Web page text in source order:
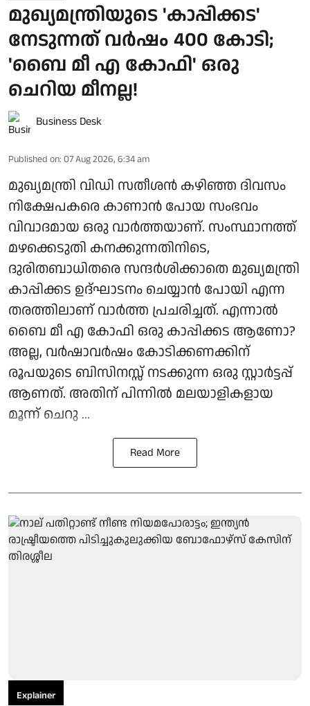
മുഖ്യമന്ത്രിയുടെ 'കാപ്പിക്കട'
നേടുന്നത് വർഷം 400 കോടി;
'ബൈ മീ എ കോഫി' ഒരു
ചെറിയ മീനല്ല!
Business Desk
Published on: 07 Aug 2026, 6:34 am
മുഖ്യമന്ത്രി വിഡി സതീശൻ കഴിഞ്ഞ ദിവസം
നിക്ഷേപകരെ കാണാൻ പോയ സംഭവം
വിവാദമായ ഒരു വാർത്തയാണ്. സംസ്ഥാനത്ത്
മഴക്കെടുതി കനക്കുന്നതിനിടെ,
ദുരിതബാധിതരെ സന്ദർശിക്കാതെ മുഖ്യമന്ത്രി
കാപ്പിക്കട ഉദ്ഘാടനം ചെയ്യാൻ പോയി എന്ന
തരത്തിലാണ് വാർത്ത പ്രചരിച്ചത്. എന്നാൽ
ബൈ മീ എ കോഫി ഒരു കാപ്പിക്കട ആണോ?
അല്ല, വർഷാവർഷം കോടിക്കണക്കിന്
രൂപയുടെ ബിസിനസ്സ് നടക്കുന്ന ഒരു സ്റ്റാർട്ടപ്പ്
ആണത്. അതിന് പിന്നിൽ മലയാളികളായ
മൂന്ന് ചെറു ...
Read More
Explainer